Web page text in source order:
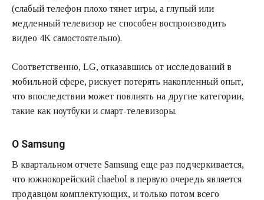
(слабый телефон плохо тянет игры, а глупый или
медленный телевизор не способен воспроизводить
видео 4K самостоятельно).
Соответственно, LG, отказавшись от исследований в
мобильной сфере, рискует потерять накопленный опыт,
что впоследствии может повлиять на другие категории,
такие как ноутбуки и смарт-телевизоры.
О Samsung
В квартальном отчете Samsung еще раз подчеркивается,
что южнокорейский chaebol в первую очередь является
продавцом комплектующих, и только потом всего